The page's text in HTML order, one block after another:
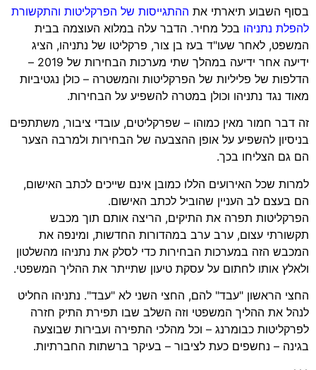
השבוע תיארתי את ההתגייסות של הפרקליטות והתקשורת
נתניהובכל מחיר. הדבר עלה במלוא העוצמה בבית
לאחר שעו"ד בעז בן צור, פרקליטו של נתניהו, הציג
ידיעה אחר ידיעה במהלך שתי מערכות הבחירות של 2019 –
של פליליות של הפרקליטות והמשטרה – כולן נגטיביות
נגד נתניהו וכולן במטרה להשפיע על הבחירות.
חמור מאין כמוהו – שפרקליטים, עובדי ציבור, משתתפים
להשפיע על אופן ההצבעה של הבחירות ולמרבה הצער
הצליחו בכך.
שכל האירועים הללו כמובן אינם שייכים לכתב האישום,
לב העניין שהוביל לכתב האישום.
תפרה את התיקים, הריצה אותם תוך מכבש
עצום, ערב ערב במהדורות החדשות, ומינפה את
הזה במערכות הבחירות כדי לסלק את נתניהו מהשלטון
אותו לחתום על עסקת טיעון שתייתר את ההליך המשפטי.
הראשון "עבד" להם, החצי השני לא "עבד". נתניהו החליט
את ההליך המשפטי וזה השלב שבו תפירת התיק חזרה
כבומרנג – וכל מהלכי התפירה ועבירות שבוצעה
– נחשפים כעת לציבור – בעיקר ברשתות החברתיות.